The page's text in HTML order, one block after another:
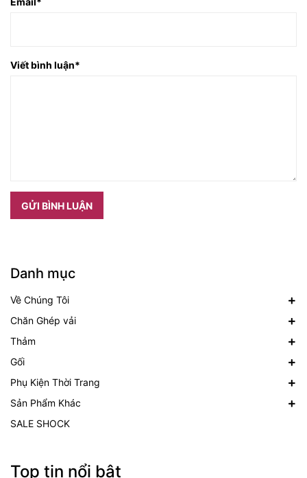
Danh mục
Về Chúng Tôi
Chăn Ghép vải
Thảm
Gối
Phụ Kiện Thời Trang
Sản Phẩm Khác
SALE SHOCK
Top tin nổi bật
Viết bình luận*
GỬI BÌNH LUẬN